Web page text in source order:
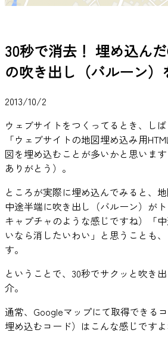
30秒で消去！ 埋め込ん
の吹き出し（バルーン）
2013/10/2
ウェブサイトをつくってるとき、し
「ウェブサイトの地図埋め込み用
図を埋め込むことが多いかと思いま
ありがとう）。
ところが実際に埋め込んでみると、
中途半端に吹き出し（バルーン）が
キャプチャのような感じですね）「
いなら消したいわい」と思うことも
す。
ということで、30秒でサクッと吹き
介。
通常、Googleマップにて取得できる
埋め込むコード）はこんな感じですよ